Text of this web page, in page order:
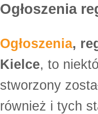
Ogłoszenia
Ogłoszenia,
Kielce, to
stworzony
również i tych